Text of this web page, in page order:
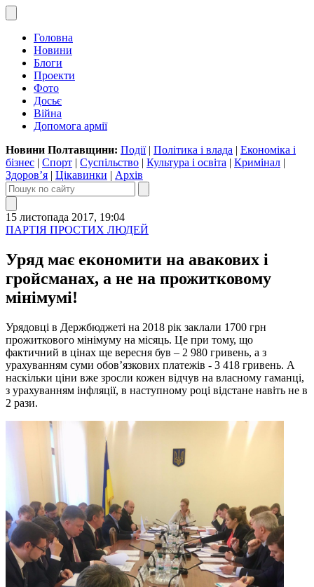
Головна
Новини
Блоги
Проекти
Фото
Досьє
Війна
Допомога армії
Новини Полтавщини: Події| Політика і влада | Економіка і
бізнес | Спорт | Суспільство | Культура і освіта | Кримінал |
Здоров’я | Цікавинки | Архів
15 листопада 2017, 19:04
ПАРТІЯ ПРОСТИХ ЛЮДЕЙ
Уряд має економити на авакових і
гройсманах, а не на прожитковому
мінімумі!
Урядовці в Держбюджеті на 2018 рік заклали 1700 грн
прожиткового мінімуму на місяць. Це при тому, що
фактичний в цінах ще вересня був – 2 980 гривень, а з
урахуванням суми обов’язкових платежів - 3 418 гривень. А
наскільки ціни вже зросли кожен відчув на власному гаманці,
з урахуванням інфляції, в наступному році відстане навіть не в
2 рази.